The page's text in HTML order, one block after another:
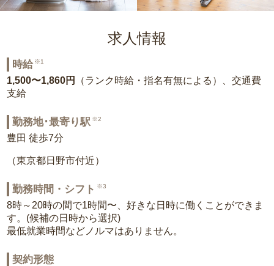
求人情報
時給 ※1
1,500〜1,860円
（ランク時給・指名有無による）、交通費
支給
勤務地･最寄り駅 ※2
豊田 徒歩7分
（東京都日野市付近）
勤務時間・シフト ※3
8時～20時の間で1時間〜、好きな日時に働くことができま
す。(候補の日時から選択)
最低就業時間などノルマはありません。
契約形態